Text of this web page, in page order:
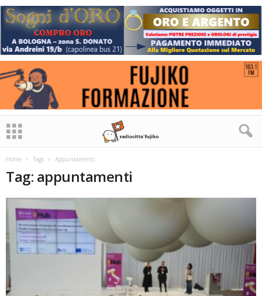
Home Tags Appuntamenti
Tag: appuntamenti